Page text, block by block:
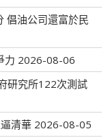
倡油公司還富於民
力 2026-08-06
研究所122次測試
清華 2026-08-05